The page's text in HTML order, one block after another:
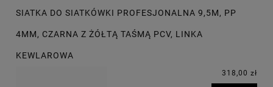
SIATKA DO SIATKÓWKI PROFESJONALNA 9,5M, PP
4MM, CZARNA Z ŻÓŁTĄ TAŚMĄ PCV, LINKA
KEWLAROWA
318,00 zł